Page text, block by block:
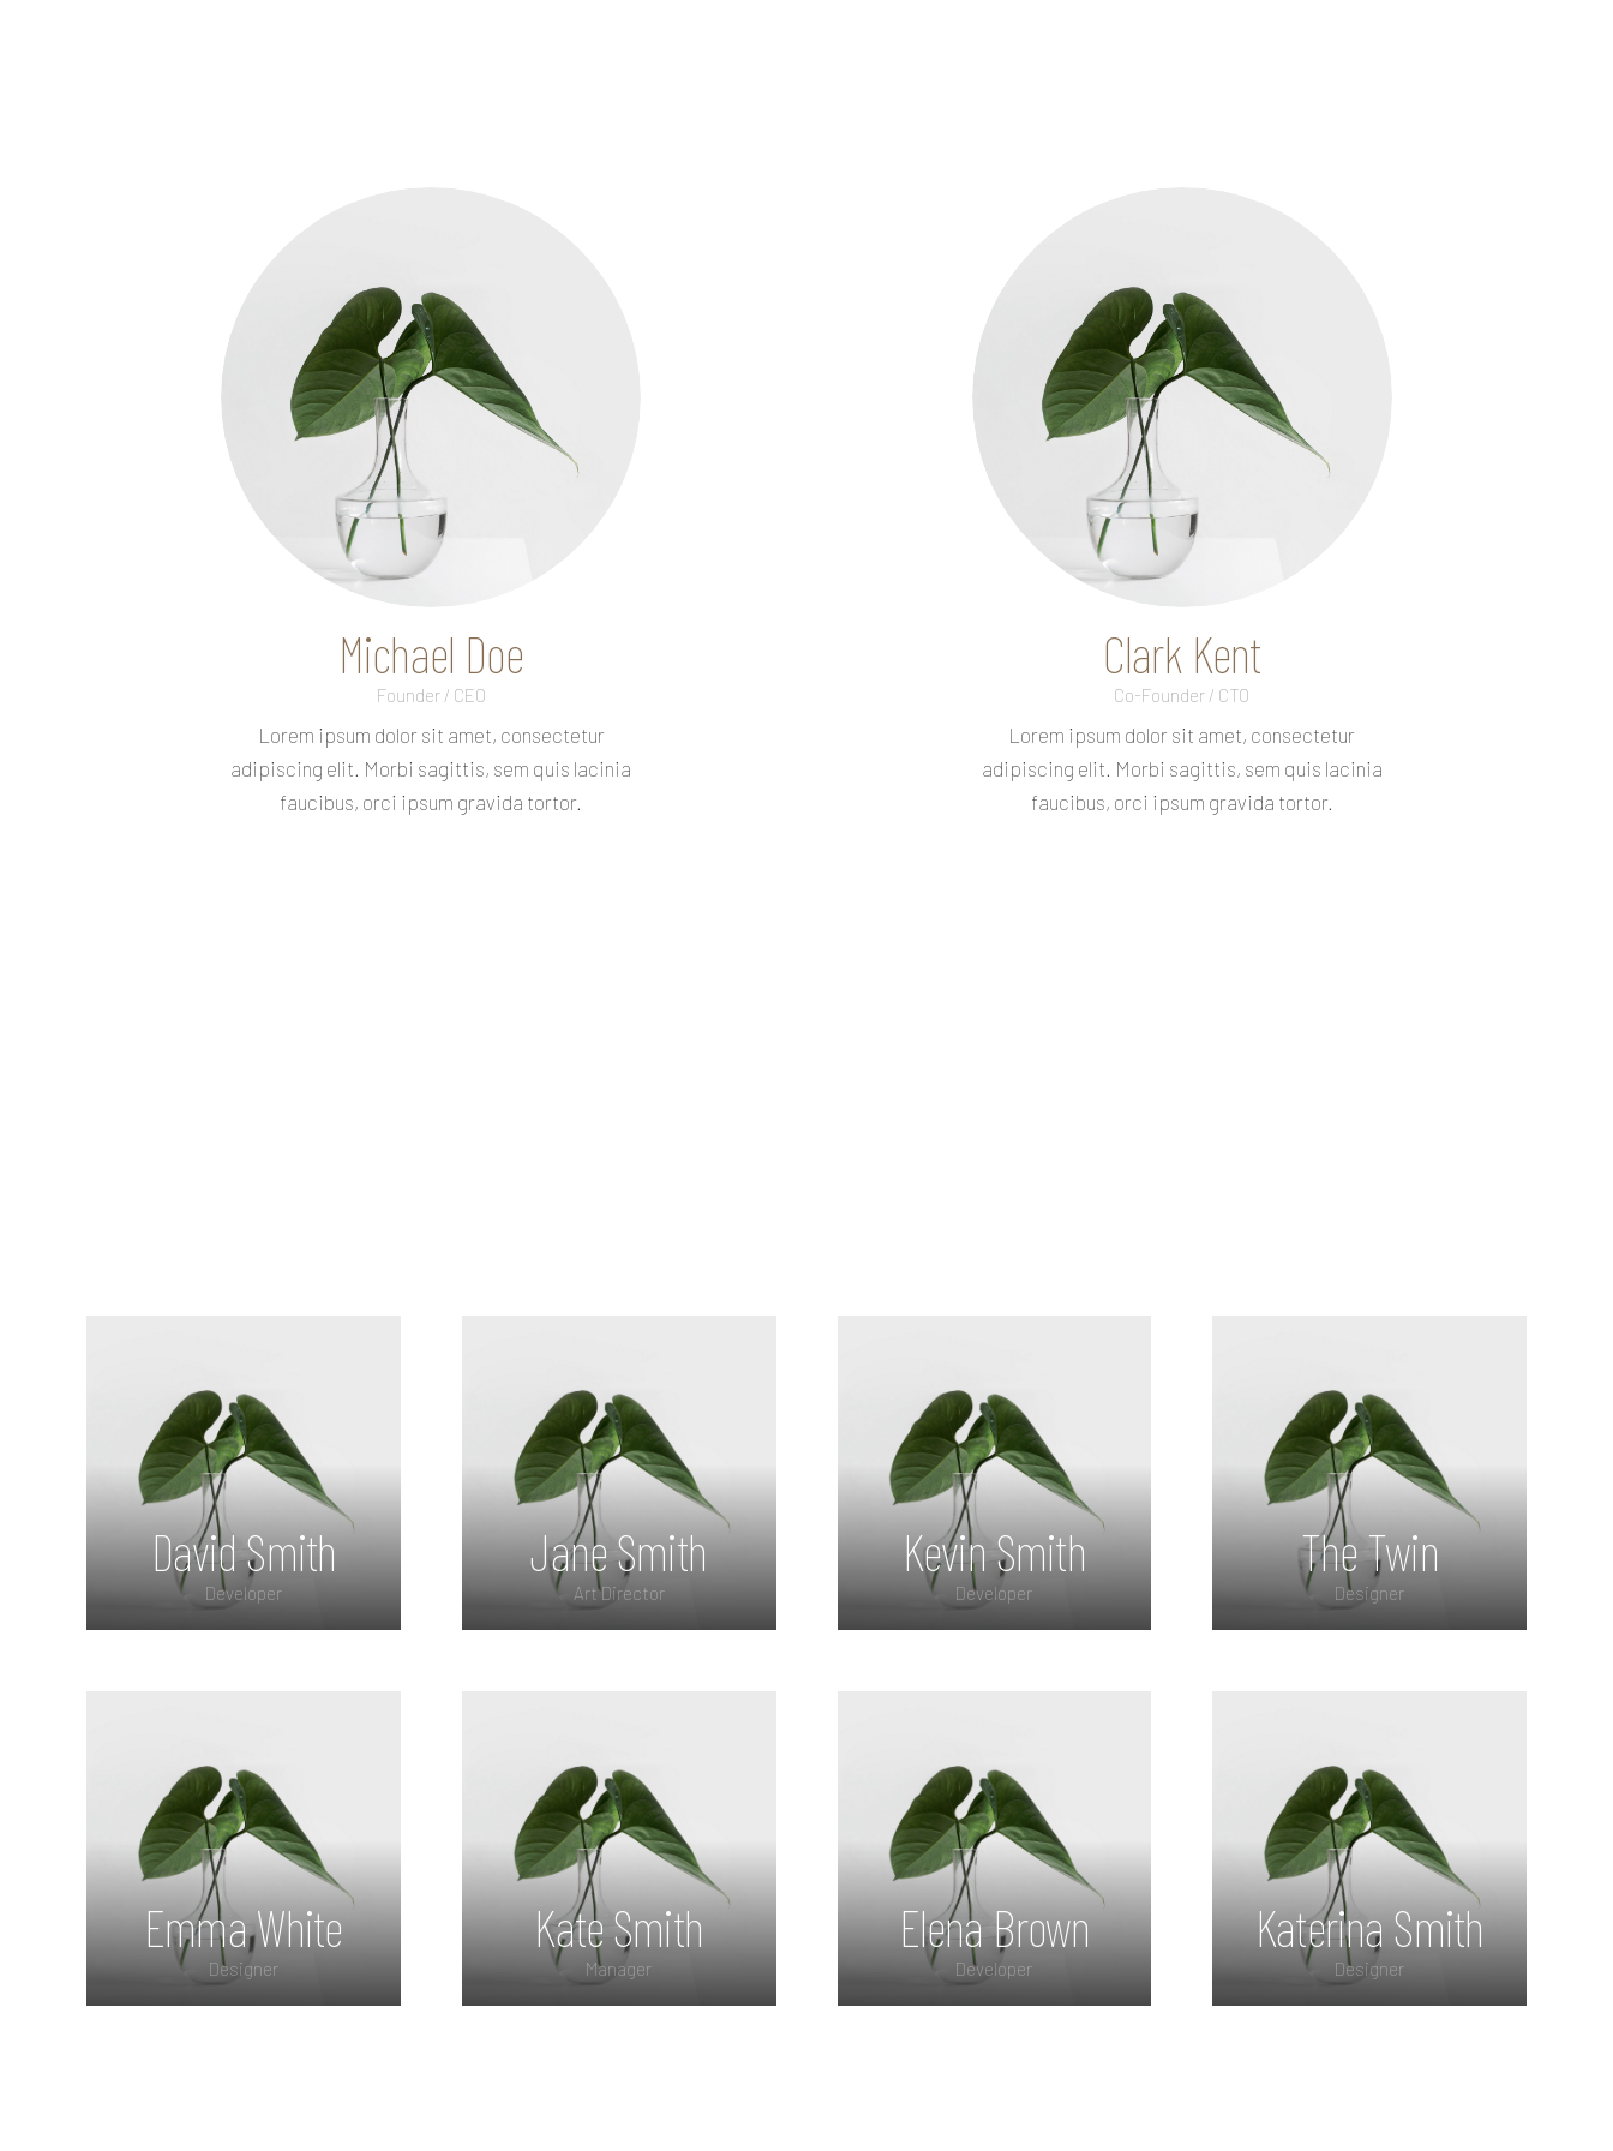
Michael Doe
Founder / CEO
Lorem ipsum dolor sit amet, consectetur
adipiscing elit. Morbi sagittis, sem quis lacinia
faucibus, orci ipsum gravida tortor.
Clark Kent
Co-Founder / CTO
Lorem ipsum dolor sit amet, consectetur
adipiscing elit. Morbi sagittis, sem quis lacinia
faucibus, orci ipsum gravida tortor.
David Smith
Developer
adipiscing elit. Morbi
sagittis, sem quis lacinia
faucibus, orci ipsum
gravida tortor.
Jane Smith
Art Director
adipiscing elit. Morbi
sagittis, sem quis lacinia
faucibus, orci ipsum
gravida tortor.
Kevin Smith
Developer
adipiscing elit. Morbi
sagittis, sem quis lacinia
faucibus, orci ipsum
gravida tortor.
The Twin
Designer
adipiscing elit. Morbi
sagittis, sem quis lacinia
faucibus, orci ipsum
gravida tortor.
Emma White
Designer
Kate Smith
Manager
Elena Brown
Developer
Katerina Smith
Designer